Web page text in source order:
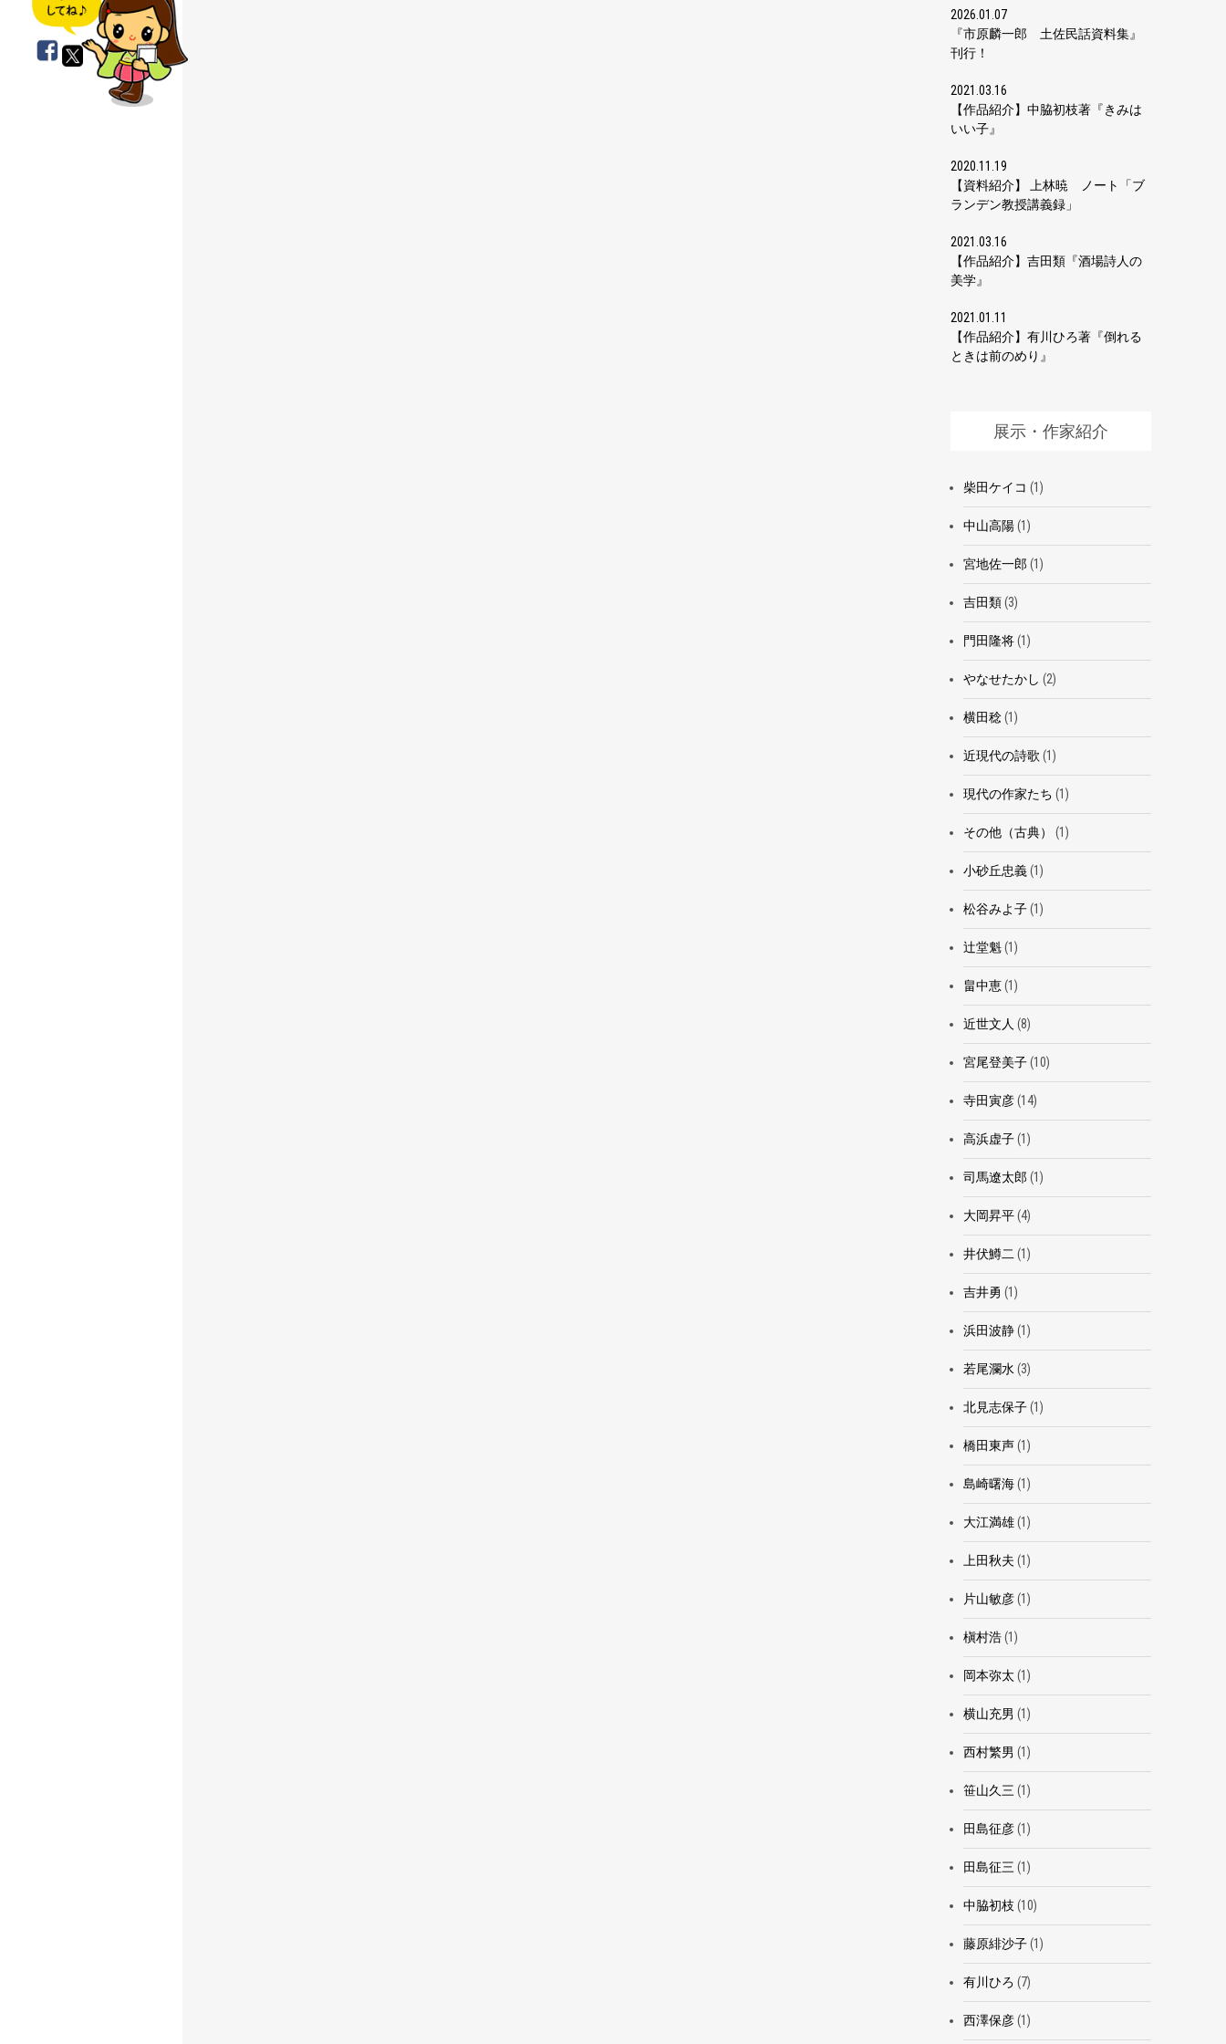
2026.01.07
『市原麟一郎 土佐民話資料集』
刊行！
2021.03.16
【作品紹介】中脇初枝著『きみは
いい子』
2020.11.19
【資料紹介】 上林暁 ノート「ブ
ランデン教授講義録」
2021.03.16
【作品紹介】吉田類『酒場詩人の
美学』
2021.01.11
【作品紹介】有川ひろ著『倒れる
ときは前のめり』
展示・作家紹介
柴田ケイコ (1)
中山高陽(1)
宮地佐一郎 (1)
吉田類(3)
門田隆将(1)
やなせたかし (2)
横田稔(1)
近現代の詩歌 (1)
現代の作家たち (1)
その他（古典） (1)
小砂丘忠義(1)
松谷みよ子(1)
辻堂魁(1)
畠中恵(1)
近世文人 (8)
宮尾登美子(10)
寺田寅彦(14)
高浜虚子(1)
司馬遼太郎 (1)
大岡昇平(4)
井伏鱒二 (1)
吉井勇 (1)
浜田波静(1)
若尾瀾水 (3)
北見志保子(1)
橋田東声(1)
島崎曙海(1)
大江満雄(1)
上田秋夫 (1)
片山敏彦(1)
槇村浩(1)
岡本弥太 (1)
横山充男 (1)
西村繁男 (1)
笹山久三 (1)
田島征彦(1)
田島征三 (1)
中脇初枝 (10)
藤原緋沙子(1)
有川ひろ (7)
西澤保彦(1)